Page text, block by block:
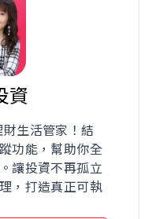
資
生活管家！結
功能，幫助你全
讓投資不再孤立
，打造真正可執